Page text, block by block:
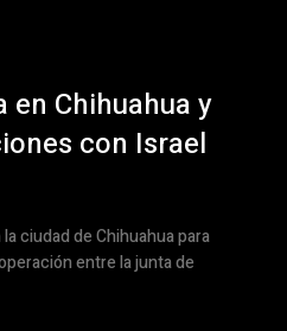
en Chihuahua y
con Israel
ciudad de Chihuahua para
entre la junta de